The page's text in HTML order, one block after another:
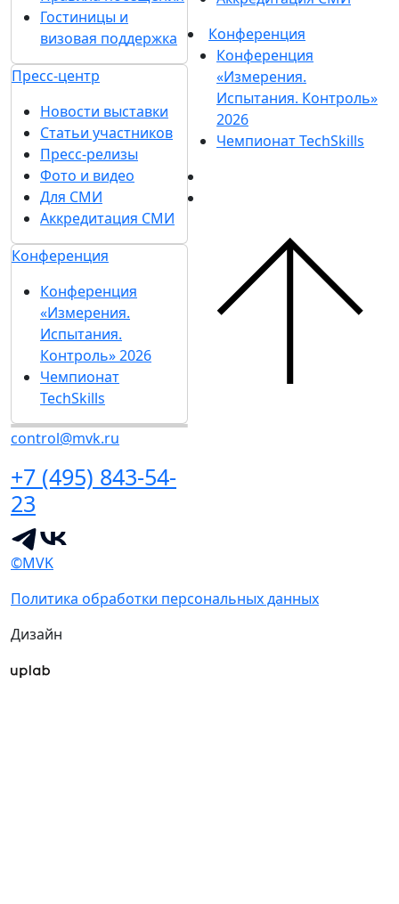
Гостиницы и
визовая поддержка
Пресс-центр
Новости выставки
Статьи участников
Пресс-релизы
Фото и видео
Для СМИ
Аккредитация СМИ
Конференция
Конференция
«Измерения.
Испытания.
Контроль» 2026
Чемпионат
TechSkills
control@mvk.ru
+7 (495) 843-54-
23
Конференция
Конференция
«Измерения.
Испытания. Контроль»
2026
Чемпионат TechSkills
©MVK
Политика обработки персональных данных
Дизайн